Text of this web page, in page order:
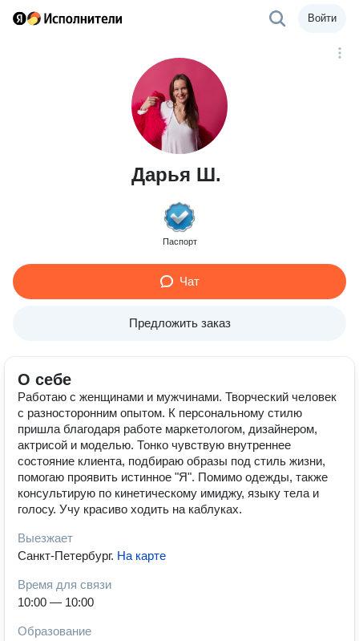
Войти
Дарья Ш.
Паспорт
Чат
Предложить заказ
О себе
Работаю с женщинами и мужчинами. Творческий человек
с разносторонним опытом. К персональному стилю
пришла благодаря работе маркетологом, дизайнером,
актрисой и моделью. Тонко чувствую внутреннее
состояние клиента, подбираю образы под стиль жизни,
помогаю проявить истинное "Я". Помимо одежды, также
консультирую по кинетическому имиджу, языку тела и
голосу. Учу красиво ходить на каблуках.
Выезжает
Санкт-Петербург. На карте
Время для связи
10:00 — 10:00
Образование